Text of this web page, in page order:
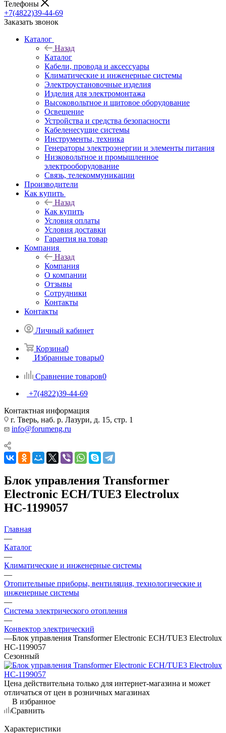
Телефоны
+7(4822)39-44-69
Заказать звонок
Каталог
Назад
Каталог
Кабели, провода и аксессуары
Климатические и инженерные системы
Электроустановочные изделия
Изделия для электромонтажа
Высоковольтное и щитовое оборудование
Освещение
Устройства и средства безопасности
Кабеленесущие системы
Инструменты, техника
Генераторы электроэнергии и элементы питания
Низковольтное и промышленное
электрооборудование
Связь, телекоммуникации
Производители
Как купить
Назад
Как купить
Условия оплаты
Условия доставки
Гарантия на товар
Компания
Назад
Компания
О компании
Отзывы
Сотрудники
Контакты
Контакты
Личный кабинет
Корзина0
Избранные товары0
Сравнение товаров0
+7(4822)39-44-69
Контактная информация
г. Тверь, наб. р. Лазури, д. 15, стр. 1
info@forumeng.ru
Блок управления Transformer
Electronic ECH/TUE3 Electrolux
НС-1199057
Главная
—
Каталог
—
Климатические и инженерные системы
—
Отопительные приборы, вентиляция, технологические и
инженерные системы
—
Система электрического отопления
—
Конвектор электрический
—Блок управления Transformer Electronic ECH/TUE3 Electrolux
НС-1199057
Сезонный
Цена действительна только для интернет-магазина и может
отличаться от цен в розничных магазинах
В избранное
Сравнить
Характеристики